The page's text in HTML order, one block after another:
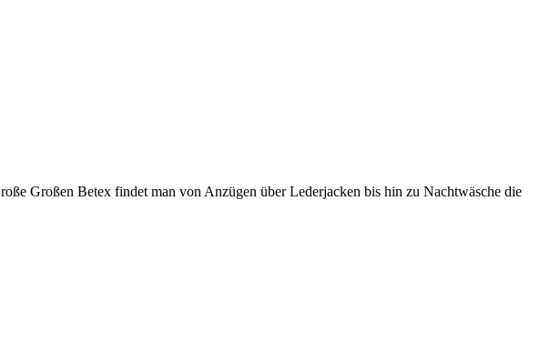
Großen Betex findet man von Anzügen über Lederjacken bis hin zu Nachtwäsche die